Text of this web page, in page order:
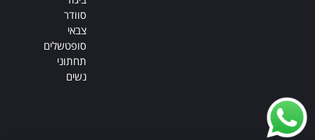
סוודר
צבאי
סופטשלים
תחתוני
נשים